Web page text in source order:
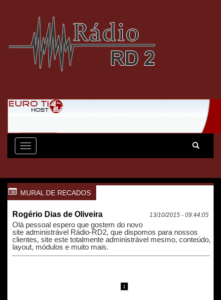
Toggle
navigation
MURAL DE RECADOS
Rogério Dias de Oliveira 13/10/2015 - 09:44:05
Olá pessoal espero que gostem do novo
site administrável Rádio-RD2, que dispomos para nossos
clientes, site este totalmente administrável mesmo, conteúdo,
layout, módulos e muito mais.
1